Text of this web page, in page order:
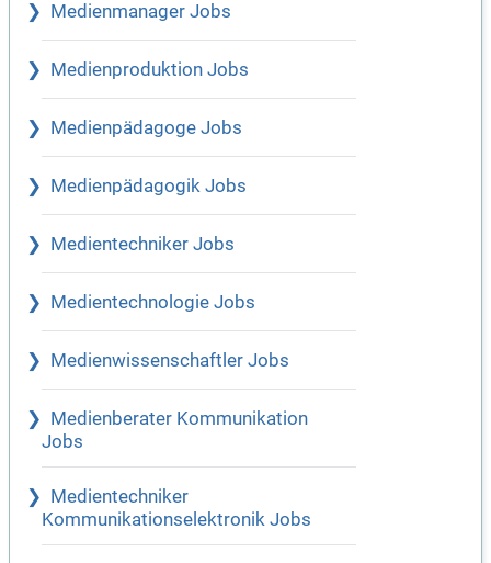
Medienmanager Jobs
Medienproduktion Jobs
Medienpädagoge Jobs
Medienpädagogik Jobs
Medientechniker Jobs
Medientechnologie Jobs
Medienwissenschaftler Jobs
Medienberater Kommunikation
Jobs
Medientechniker
Kommunikationselektronik Jobs